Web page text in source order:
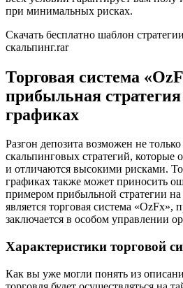
при минимальных рисках.
Скачать бесплатно шаблон
скальпинг.rar
Торговая система
прибыльная
графиках
Разгон депозита возможен не
скальпинговых стратегий,
и отличаются высокими рисками.
графиках также может приносить
примером прибыльной стратегии
является торговая система «OzFx»,
заключается в особом управлении
Характеристики торговой
Как вы уже могли понять из